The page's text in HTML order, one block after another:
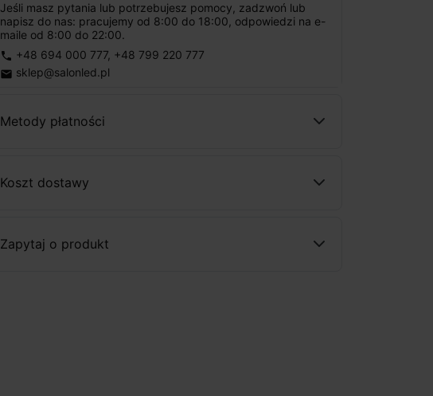
Jeśli masz pytania lub potrzebujesz pomocy, zadzwoń lub
napisz do nas: pracujemy od 8:00 do 18:00, odpowiedzi na e-
maile od 8:00 do 22:00.
phone +48 694 000 777, +48 799 220 777
email sklep@salonled.pl
Metody płatności
Koszt dostawy
Zapytaj o produkt